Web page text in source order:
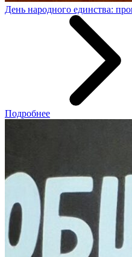
День народного единства:
Подробнее